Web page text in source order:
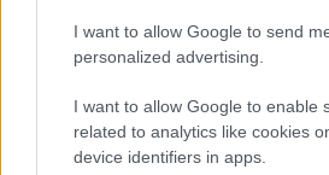
I want to allow Google to send
personalized advertising.
I want to allow Google to enable
related to analytics like cookies
device identifiers in apps.
A Hyundai Motorsport egyelőre
mellett döntött, így kérdéses, hogy
Sport pedig évek óta a